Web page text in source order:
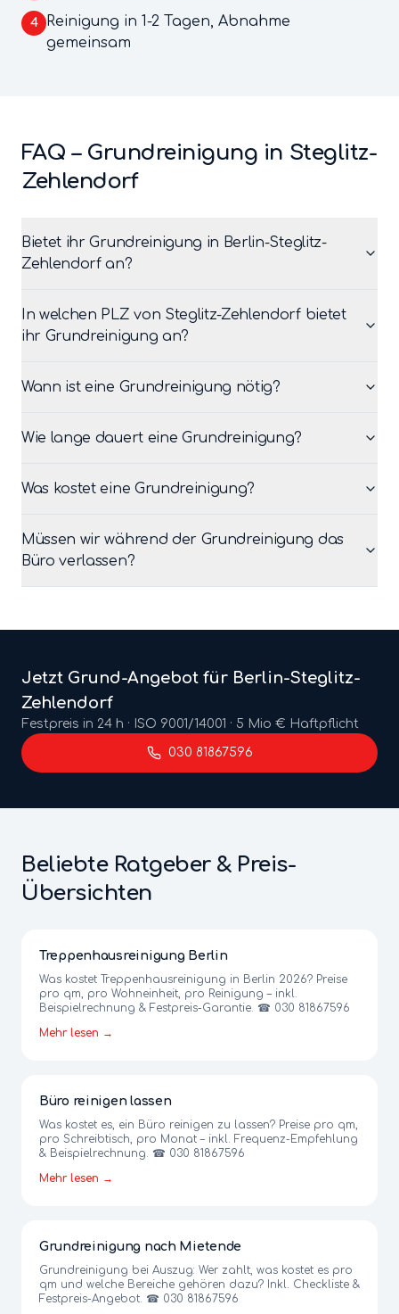
4
Reinigung in 1-2 Tagen, Abnahme
gemeinsam
FAQ – Grundreinigung in Steglitz-
Zehlendorf
Bietet ihr Grundreinigung in Berlin-Steglitz-
Zehlendorf an?
In welchen PLZ von Steglitz-Zehlendorf bietet
ihr Grundreinigung an?
Wann ist eine Grundreinigung nötig?
Wie lange dauert eine Grundreinigung?
Was kostet eine Grundreinigung?
Müssen wir während der Grundreinigung das
Büro verlassen?
Jetzt Grund-Angebot für Berlin-Steglitz-
Zehlendorf
Festpreis in 24 h · ISO 9001/14001 · 5 Mio € Haftpflicht
030 81867596
Beliebte Ratgeber & Preis-
Übersichten
Treppenhausreinigung Berlin
Was kostet Treppenhausreinigung in Berlin 2026? Preise
pro qm, pro Wohneinheit, pro Reinigung – inkl.
Beispielrechnung & Festpreis-Garantie. ☎ 030 81867596
Mehr lesen →
Büro reinigen lassen
Was kostet es, ein Büro reinigen zu lassen? Preise pro qm,
pro Schreibtisch, pro Monat – inkl. Frequenz-Empfehlung
& Beispielrechnung. ☎ 030 81867596
Mehr lesen →
Grundreinigung nach Mietende
Grundreinigung bei Auszug: Wer zahlt, was kostet es pro
qm und welche Bereiche gehören dazu? Inkl. Checkliste &
Festpreis-Angebot. ☎ 030 81867596